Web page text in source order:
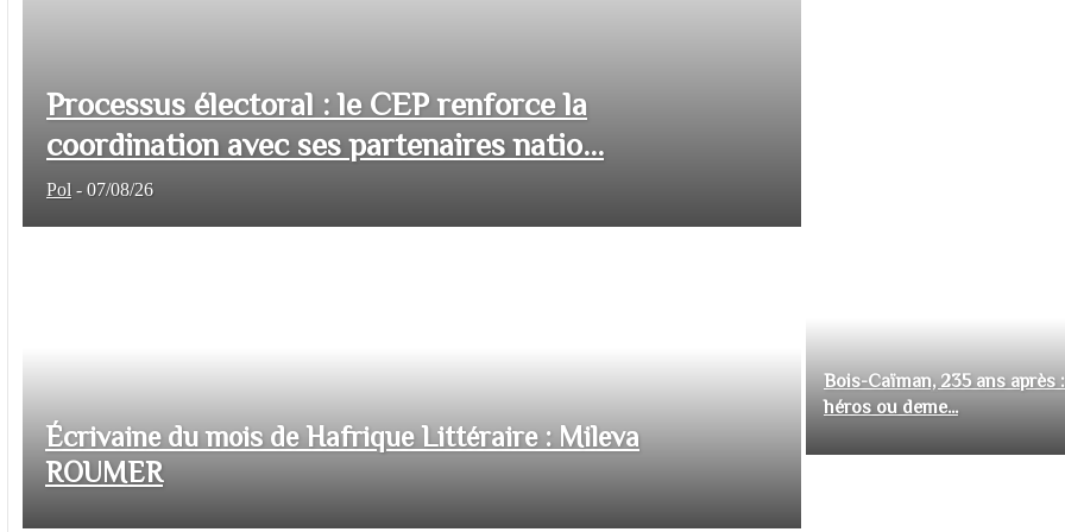
Processus électoral : le CEP renforce la
coordination avec ses partenaires natio...
Pol - 07/08/26
Écrivaine du mois de Hafrique Littéraire : Mileva
ROUMER
Bois-Caïman, 235 ans après
héros ou deme...